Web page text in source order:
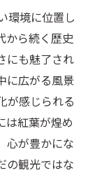
環境に位置し
から続く歴史
にも魅了され
に広がる風景
が感じられる
は紅葉が煌め
心が豊かにな
の観光ではな